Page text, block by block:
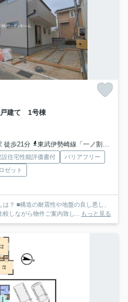
建て 1号棟
徒歩21分
東武伊勢崎線「一ノ割」駅 徒歩23分
設住宅性能評価書付
バリアフリー
ゼット
し悪し、
しながら物件ご案内致し... もっと見る